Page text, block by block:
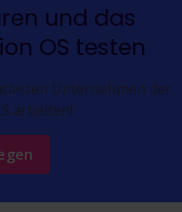
und das
OS testen
Unternehmen der
arbeiten!